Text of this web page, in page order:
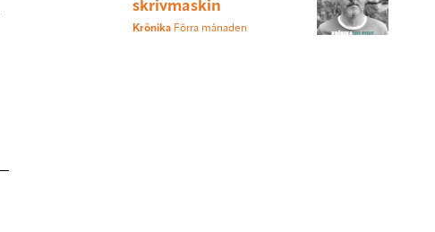
skrivmaskin
Krönika Förra månaden